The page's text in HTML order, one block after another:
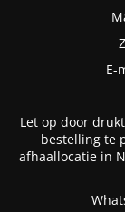
E-
Let op door
bestelling te
afhaallocatie in